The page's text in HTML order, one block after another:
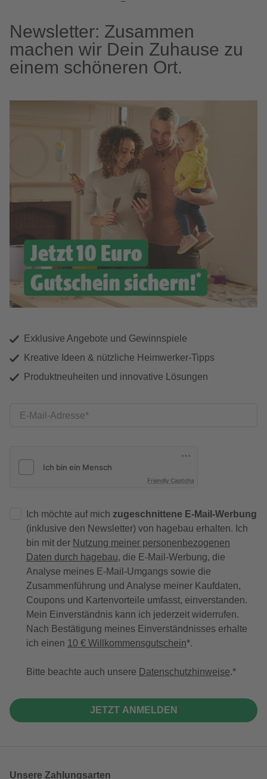
Newsletter: Zusammen
machen wir Dein Zuhause zu
einem schöneren Ort.
Exklusive Angebote und Gewinnspiele
Kreative Ideen & nützliche Heimwerker-Tipps
Produktneuheiten und innovative Lösungen
E-Mail-Adresse
Friendly Captcha
Ich möchte auf mich zugeschnittene E-Mail-Werbung
(inklusive den Newsletter) von hagebau erhalten. Ich
bin mit der Nutzung meiner personenbezogenen
Daten durch hagebau, die E-Mail-Werbung, die
Analyse meines E-Mail-Umgangs sowie die
Zusammenführung und Analyse meiner Kaufdaten,
Coupons und Kartenvorteile umfasst, einverstanden.
Mein Einverständnis kann ich jederzeit widerrufen.
Nach Bestätigung meines Einverständnisses erhalte
ich einen 10 € Willkommensgutschein*.
Bitte beachte auch unsere Datenschutzhinweise.
JETZT ANMELDEN
Unsere Zahlungsarten